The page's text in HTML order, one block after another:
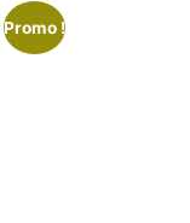
Promo !